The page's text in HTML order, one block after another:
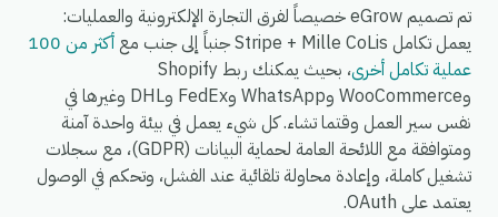
تم تصميم eGrow خصيصاً لفرق التجارة الإلكترونية والعمليات:
يعمل تكامل Stripe + Mille CoLis جنباً إلى جنب مع
أكثر من 100
عملية تكامل أخرى
، بحيث يمكنك ربط Shopify
وWooCommerce وWhatsApp وFedEx وDHL وغيرها في
نفس سير العمل وقتما تشاء. كل شيء يعمل في بيئة واحدة آمنة
ومتوافقة مع اللائحة العامة لحماية البيانات (GDPR)، مع سجلات
تشغيل كاملة، وإعادة محاولة تلقائية عند الفشل، وتحكم في الوصول
يعتمد على OAuth.